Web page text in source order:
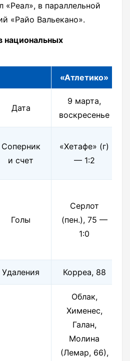
«Реал», в параллельной
«Райо Вальекано».
национальных
«Атлетико»
Дата
9 марта,
воскресенье
Соперник
и счет
«Хетафе» (г)
— 1:2
Голы
Серлот
(пен.), 75 —
1:0
Удаления Корреа, 88
Облак,
Хименес,
Галан,
Молина
(Лемар, 66),